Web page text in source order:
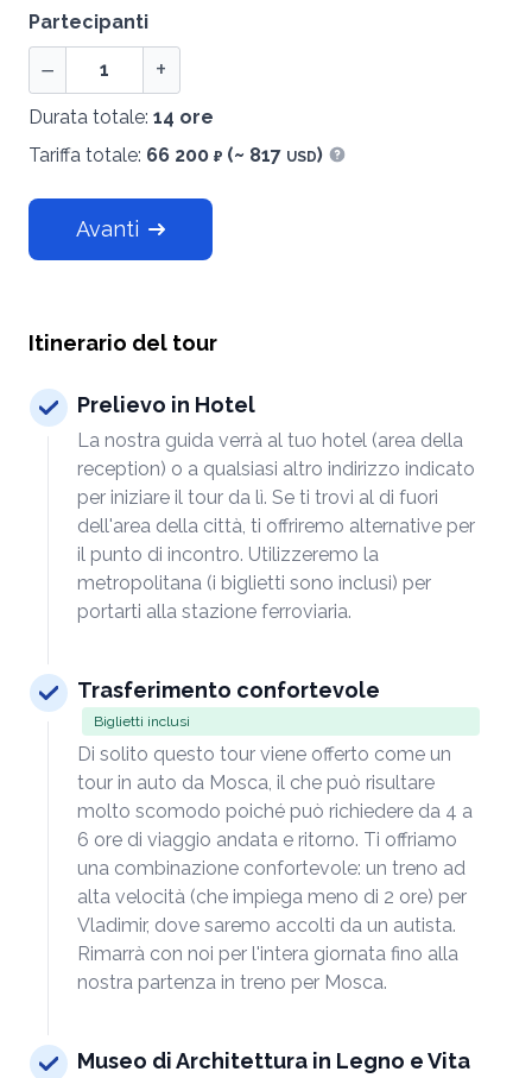
Partecipanti
− +
Durata totale: 14 ore
Tariffa totale: 66 200 ₽ (~ 817 USD)
Avanti
Itinerario del tour
Prelievo in Hotel
La nostra guida verrà al tuo hotel (area della
reception) o a qualsiasi altro indirizzo indicato
per iniziare il tour da lì. Se ti trovi al di fuori
dell'area della città, ti offriremo alternative per
il punto di incontro. Utilizzeremo la
metropolitana (i biglietti sono inclusi) per
portarti alla stazione ferroviaria.
Trasferimento confortevole
Biglietti inclusi
Di solito questo tour viene offerto come un
tour in auto da Mosca, il che può risultare
molto scomodo poiché può richiedere da 4 a
6 ore di viaggio andata e ritorno. Ti offriamo
una combinazione confortevole: un treno ad
alta velocità (che impiega meno di 2 ore) per
Vladimir, dove saremo accolti da un autista.
Rimarrà con noi per l'intera giornata fino alla
nostra partenza in treno per Mosca.
Museo di Architettura in Legno e Vita